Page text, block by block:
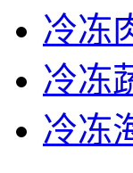
冷冻
冷冻
冷冻